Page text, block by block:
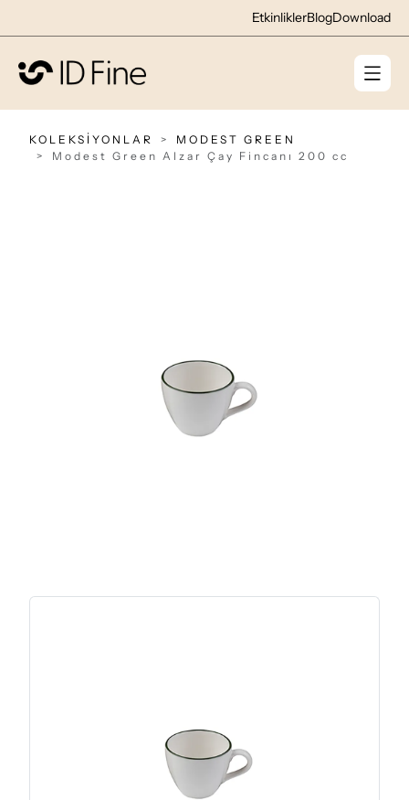
EtkinliklerBlogDownload
KOLEKSİYONLAR
MODEST GREEN
Modest Green Alzar Çay Fincanı 200 cc